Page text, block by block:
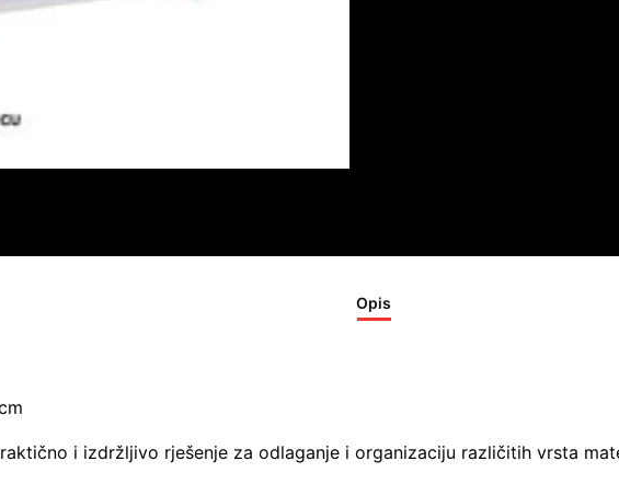
Opis
i izdržljivo rješenje za odlaganje i organizaciju različitih vrsta